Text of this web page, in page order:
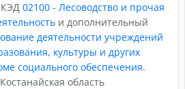
02100 - Лесоводство и прочая
и дополнительный
деятельности учреждений
культуры и других
социального обеспечения.
область